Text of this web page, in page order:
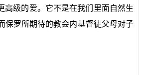
高级的爱。它不是在我们里面自然生
保罗所期待的教会内基督徒父母对子